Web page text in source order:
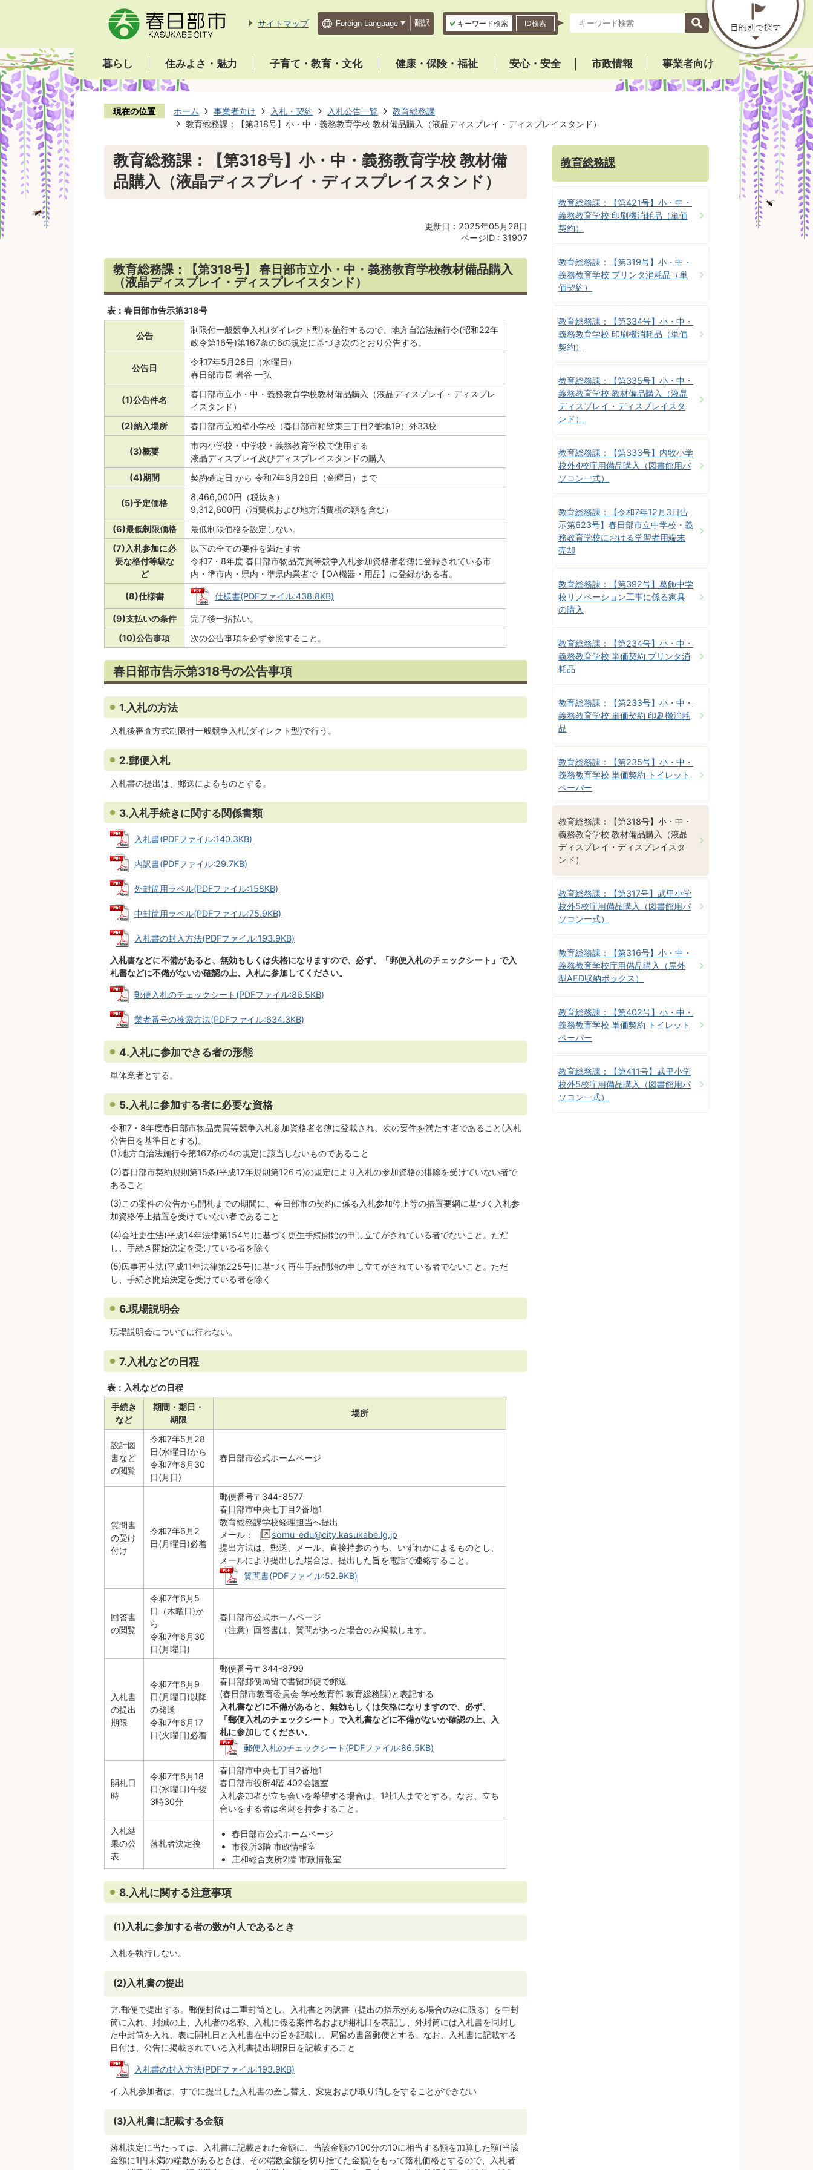
サイトマップ 翻訳 キーワード検索 ID検索
暮らし 住みよさ・魅力 子育て・教育・文化 健康・保険・福祉 安心・安全 市政情報 事業者向け
現在の位置 ホーム 事業者向け 入札・契約 入札公告一覧
教育総務課
教育総務課：【第318号】小・中・義務教育学校 教材備品購入（液晶ディスプレイ・ディスプレイスタンド）
教育総務課：【第318号】小・中・義務教育学校 教材備
品購入（液晶ディスプレイ・ディスプレイスタンド）
更新日：2025年05月28日
ページID : 31907
教育総務課：【第318号】
春日部市立小・中・義務教育学校教材備品購入
（液晶ディスプレイ・ディスプレイスタンド）
表：春日部市告示第318号
公告
制限付一般競争入札(ダイレクト型)を施行するので、地方自治法施行令(昭和22年
政令第16号)第167条の6の規定に基づき次のとおり公告する。
公告日
令和7年5月28日（水曜日）
春日部市長 岩谷 一弘
(1)公告件名
春日部市立小・中・義務教育学校教材備品購入（液晶ディスプレイ・ディスプレ
イスタンド）
(2)納入場所
春日部市立粕壁小学校（春日部市粕壁東三丁目2番地19）外33校
(3)概要
市内小学校・中学校・義務教育学校で使用する
液晶ディスプレイ及びディスプレイスタンドの購入
(4)期間
契約確定日 から 令和7年8月29日（金曜日）まで
(5)予定価格
8,466,000円（税抜き）
9,312,600円（消費税および地方消費税の額を含む）
(6)最低制限価格
最低制限価格を設定しない。
(7)入札参加に必
要な格付等級な
ど
以下の全ての要件を満たす者
令和7・8年度 春日部市物品売買等競争入札参加資格者名簿に登録されている市
内・準市内・県内・準県内業者で【OA機器・用品】に登録がある者。
(8)仕様書 仕様書(PDFファイル:438.8KB)
(9)支払いの条件
完了後一括払い。
(10)公告事項
次の公告事項を必ず参照すること。
春日部市告示第318号の公告事項
1.入札の方法
入札後審査方式制限付一般競争入札(ダイレクト型)で行う。
2.郵便入札
入札書の提出は、郵送によるものとする。
3.入札手続きに関する関係書類
入札書(PDFファイル:140.3KB)
内訳書(PDFファイル:29.7KB)
外封筒用ラベル(PDFファイル:158KB)
中封筒用ラベル(PDFファイル:75.9KB)
入札書の封入方法(PDFファイル:193.9KB)
入札書などに不備があると、無効もしくは失格になりますので、必ず、「郵便入札のチェックシート」で入
札書などに不備がないか確認の上、入札に参加してください。
郵便入札のチェックシート(PDFファイル:86.5KB)
業者番号の検索方法(PDFファイル:634.3KB)
4.入札に参加できる者の形態
単体業者とする。
5.入札に参加する者に必要な資格
令和7・8年度春日部市物品売買等競争入札参加資格者名簿に登載され、次の要件を満たす者であること(入札
公告日を基準日とする)。
(1)地方自治法施行令第167条の4の規定に該当しないものであること
(2)春日部市契約規則第15条(平成17年規則第126号)の規定により入札の参加資格の排除を受けていない者で
あること
(3)この案件の公告から開札までの期間に、春日部市の契約に係る入札参加停止等の措置要綱に基づく入札参
加資格停止措置を受けていない者であること
(4)会社更生法(平成14年法律第154号)に基づく更生手続開始の申し立てがされている者でないこと。ただ
し、手続き開始決定を受けている者を除く
(5)民事再生法(平成11年法律第225号)に基づく再生手続開始の申し立てがされている者でないこと。ただ
し、手続き開始決定を受けている者を除く
6.現場説明会
現場説明会については行わない。
7.入札などの日程
表：入札などの日程
手続き
など
期間・期日・
期限
場所
設計図
書など
の閲覧
令和7年5月28
日(水曜日)から
令和7年6月30
日(月日)
春日部市公式ホームページ
質問書
の受け
付け
令和7年6月2
日(月曜日)必着
郵便番号〒344-8577
春日部市中央七丁目2番地1
教育総務課学校経理担当へ提出
メール：
somu-edu@city.kasukabe.lg.jp
提出方法は、郵送、メール、直接持参のうち、いずれかによるものとし、
メールにより提出した場合は、提出した旨を電話で連絡すること。
質問書(PDFファイル:52.9KB)
回答書
の閲覧
令和7年6月5
日（木曜日)か
ら
令和7年6月30
日(月曜日)
春日部市公式ホームページ
（注意）回答書は、質問があった場合のみ掲載します。
入札書
の提出
期限
令和7年6月9
日(月曜日)以降
の発送
令和7年6月17
日(火曜日)必着
郵便番号〒344-8799
春日部郵便局留で書留郵便で郵送
(春日部市教育委員会 学校教育部 教育総務課)と表記する
入札書などに不備があると、無効もしくは失格になりますので、必ず、
「郵便入札のチェックシート」で入札書などに不備がないか確認の上、入
札に参加してください。
郵便入札のチェックシート(PDFファイル:86.5KB)
開札日
時
令和7年6月18
日(水曜日)午後
3時30分
春日部市中央七丁目2番地1
春日部市役所4階 402会議室
入札参加者が立ち会いを希望する場合は、1社1人までとする。なお、立ち
合いをする者は名刺を持参すること。
入札結
果の公
表
落札者決定後
春日部市公式ホームページ
市役所3階 市政情報室
庄和総合支所2階 市政情報室
8.入札に関する注意事項
(1)入札に参加する者の数が1人であるとき
入札を執行しない。
(2)入札書の提出
ア.郵便で提出する。郵便封筒は二重封筒とし、入札書と内訳書（提出の指示がある場合のみに限る）を中封
筒に入れ、封緘の上、入札者の名称、入札に係る案件名および開札日を表記し、外封筒には入札書を同封し
た中封筒を入れ、表に開札日と入札書在中の旨を記載し、局留め書留郵便とする。なお、入札書に記載する
日付は、公告に掲載されている入札書提出期限日を記載すること
入札書の封入方法(PDFファイル:193.9KB)
イ.入札参加者は、すでに提出した入札書の差し替え、変更および取り消しをすることができない
(3)入札書に記載する金額
落札決定に当たっては、入札書に記載された金額に、当該金額の100分の10に相当する額を加算した額(当該
金額に1円未満の端数があるときは、その端数金額を切り捨てた金額)をもって落札価格とするので、入札者
教育総務課
教育総務課：【第421号】小・中・
義務教育学校 印刷機消耗品（単価
契約）
教育総務課：【第319号】小・中・
義務教育学校 プリンタ消耗品（単
価契約）
教育総務課：【第334号】小・中・
義務教育学校 印刷機消耗品（単価
契約）
教育総務課：【第335号】小・中・
義務教育学校 教材備品購入（液晶
ディスプレイ・ディスプレイスタ
ンド）
教育総務課：【第333号】内牧小学
校外4校庁用備品購入（図書館用パ
ソコン一式）
教育総務課：【令和7年12月3日告
示第623号】春日部市立中学校・義
務教育学校における学習者用端末
売却
教育総務課：【第392号】葛飾中学
校リノベーション工事に係る家具
の購入
教育総務課：【第234号】小・中・
義務教育学校 単価契約 プリンタ消
耗品
教育総務課：【第233号】小・中・
義務教育学校 単価契約 印刷機消耗
品
教育総務課：【第235号】小・中・
義務教育学校 単価契約 トイレット
ペーパー
教育総務課：【第318号】小・中・
義務教育学校 教材備品購入（液晶
ディスプレイ・ディスプレイスタ
ンド）
教育総務課：【第317号】武里小学
校外5校庁用備品購入（図書館用パ
ソコン一式）
教育総務課：【第316号】小・中・
義務教育学校庁用備品購入（屋外
型AED収納ボックス）
教育総務課：【第402号】小・中・
義務教育学校 単価契約 トイレット
ペーパー
教育総務課：【第411号】武里小学
校外5校庁用備品購入（図書館用パ
ソコン一式）